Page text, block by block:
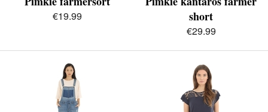
€19.99
short
€29.99